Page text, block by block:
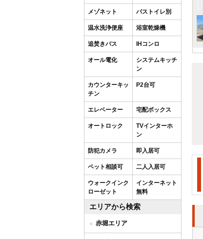
メゾネット バストイレ別
温水洗浄便座 浴室乾燥機
追焚きバス IHコンロ
オール電化
システムキッチ
ン
カウンターキッ
チン
P2台可
エレベーター 宅配ボックス
オートロック
TVインターホ
ン
防犯カメラ 即入居可
ペット相談可 二人入居可
ウォークインク
ローゼット
インターネット
無料
エリアから検索
赤堀エリア